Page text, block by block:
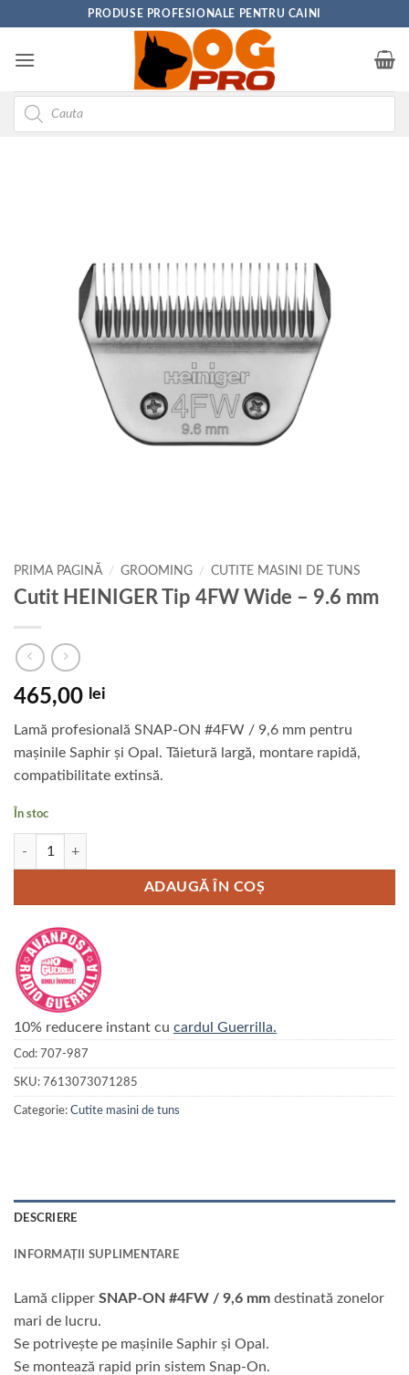
content
PRODUSE PROFESIONALE PENTRU CAINI
Products
search
PRIMA PAGINĂ / GROOMING / CUTITE MASINI DE TUNS
Cutit HEINIGER Tip 4FW Wide – 9.6 mm
465,00 lei
Lamă profesională SNAP-ON #4FW / 9,6 mm pentru
mașinile Saphir și Opal. Tăietură largă, montare rapidă,
compatibilitate extinsă.
În stoc
Cantitate Cutit HEINIGER Tip 4FW Wide – 9.6 mm
ADAUGĂ ÎN COȘ
10% reducere instant cu cardul Guerrilla.
Cod: 707-987
SKU: 7613073071285
Categorie: Cutite masini de tuns
DESCRIERE
INFORMAȚII SUPLIMENTARE
Lamă clipper SNAP-ON #4FW / 9,6 mm destinată zonelor
mari de lucru.
Se potrivește pe mașinile Saphir și Opal.
Se montează rapid prin sistem Snap-On.